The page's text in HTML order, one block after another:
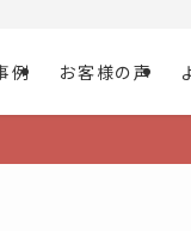
例 お客様の声